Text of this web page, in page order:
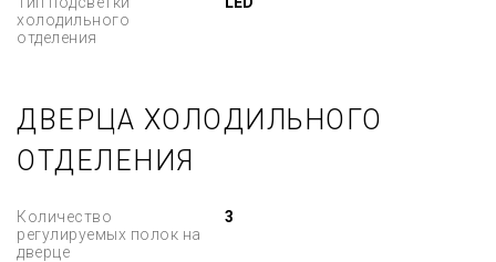
холодильного
отделения
ДВЕРЦА ХОЛОДИЛЬНОГО
ОТДЕЛЕНИЯ
Количество
регулируемых полок на
дверце
3